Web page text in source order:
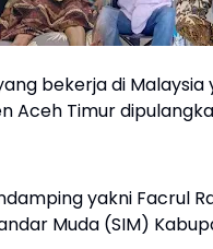
bekerja di
Aceh Timur
yakni Facrul
Muda (SIM)